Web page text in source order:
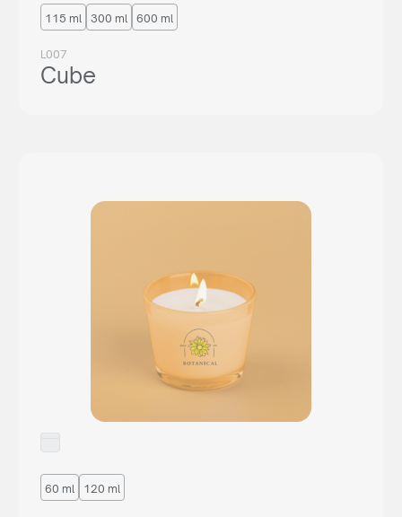
115 ml 300 ml 600 ml
L007
Cube
60 ml 120 ml